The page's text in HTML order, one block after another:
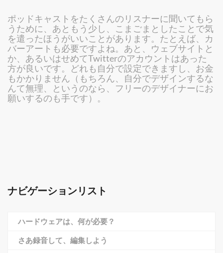
ポッドキャストをたくさんのリスナーに聞いてもら
うために、あともう少し、こまごまとしたことで気
を遣ったほうがいいことがあります。たとえば、カ
バーアートも必要ですよね。あと、ウェブサイトと
か、あるいはせめてTwitterのアカウントはあった
方が良いです。どれも自分で設定できますし、お金
もかかりません（もちろん、自分でデザインするな
んて無理、というのなら、フリーのデザイナーにお
願いするのも手です）。
ナビゲーションリスト
ハードウェアは、何が必要？
さあ録音して、編集しよう